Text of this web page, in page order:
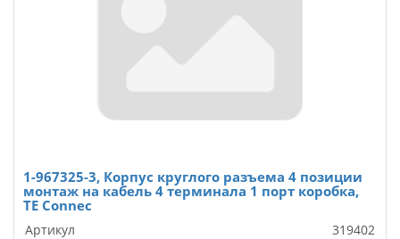
1-967325-3, Корпус круглого разъема 4 позиции
монтаж на кабель 4 терминала 1 порт коробка,
TE Connec
Артикул
319402